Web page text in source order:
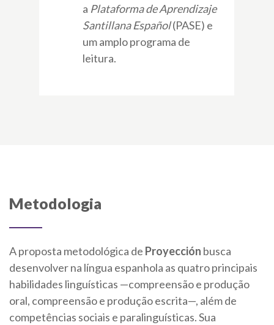
a Plataforma de Aprendizaje
Santillana Español(PASE) e
um amplo programa de
leitura.
Metodologia
A proposta metodológica de Proyección busca
desenvolver na língua espanhola as quatro principais
habilidades linguísticas —compreensão e produção
oral, compreensão e produção escrita—, além de
competências sociais e paralinguísticas. Sua